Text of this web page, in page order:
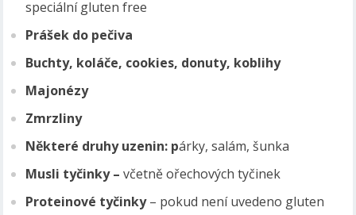
speciální gluten free
Prášek do pečiva
Buchty, koláče, cookies, donuty, koblihy
Majonézy
Zmrzliny
Některé druhy uzenin: párky, salám, šunka
Musli tyčinky –včetně ořechových tyčinek
Proteinové tyčinky– pokud není uvedeno gluten